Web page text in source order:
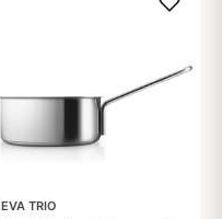
EVA TRIO